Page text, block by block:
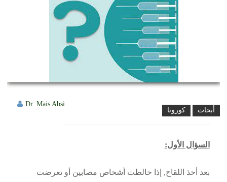
أبحاث كورونا
Dr. Mais Absi
السؤال الأول:
بعد أخذ اللقاح, إذا خالطت أشخاص مصابين أو تعرضت